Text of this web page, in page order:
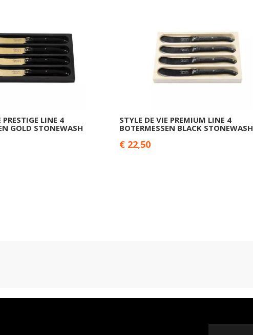
PRESTIGE LINE 4
GOLD STONEWASH
STYLE DE VIE PREMIUM LINE 4
BOTERMESSEN BLACK STONEWASH
€ 22,50